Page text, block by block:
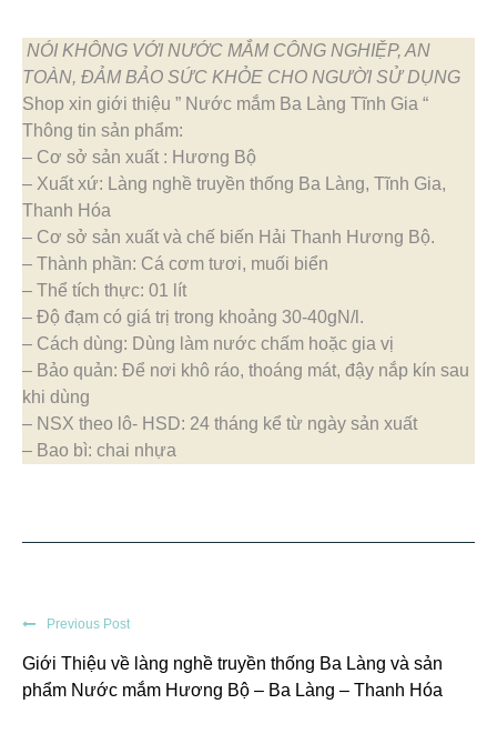
NÓI KHÔNG VỚI NƯỚC MẮM CÔNG NGHIỆP, AN
TOÀN, ĐẢM BẢO SỨC KHỎE CHO NGƯỜI SỬ DỤNG
Shop xin giới thiệu ” Nước mắm Ba Làng Tĩnh Gia “
Thông tin sản phẩm:
– Cơ sở sản xuất : Hương Bộ
– Xuất xứ: Làng nghề truyền thống Ba Làng, Tĩnh Gia,
Thanh Hóa
– Cơ sở sản xuất và chế biến Hải Thanh Hương Bộ.
– Thành phần: Cá cơm tươi, muối biển
– Thể tích thực: 01 lít
– Độ đạm có giá trị trong khoảng 30-40gN/l.
– Cách dùng: Dùng làm nước chấm hoặc gia vị
– Bảo quản: Để nơi khô ráo, thoáng mát, đậy nắp kín sau
khi dùng
– NSX theo lô- HSD: 24 tháng kể từ ngày sản xuất
– Bao bì: chai nhựa
Previous Post
Giới Thiệu về làng nghề truyền thống Ba Làng và sản
phẩm Nước mắm Hương Bộ – Ba Làng – Thanh Hóa